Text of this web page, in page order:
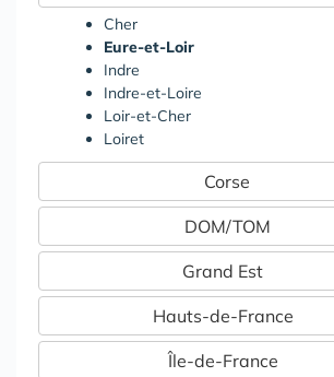
Cher
Eure-et-Loir
Indre
Indre-et-Loire
Loir-et-Cher
Loiret
Corse
DOM/TOM
Grand Est
Hauts-de-France
Île-de-France